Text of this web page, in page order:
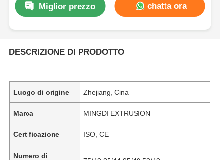
Miglior prezzo chatta ora
DESCRIZIONE DI PRODOTTO
Luogo di origine Zhejiang, Cina
Marca MINGDI EXTRUSION
Certificazione ISO, CE
Numero di